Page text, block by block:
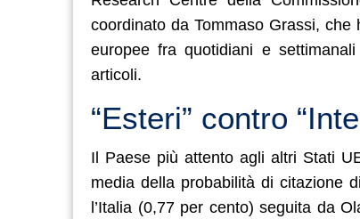
coordinato da Tommaso Grassi,
europee fra quotidiani e
articoli.
“Esteri” contro
Il Paese più attento agli altri Stati
media della probabilità di citazione
l’Italia (0,77 per cento) seguita da